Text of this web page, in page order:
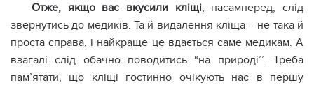
Отже, якщо вас вкусили кліщі, насамперед, слід
звернутись до медиків. Та й видалення кліща – не така й
проста справа, і найкраще це вдається саме медикам. А
взагалі слід обачно поводитись “на природі’’. Треба
пам’ятати, що кліщі гостинно очікують нас в першу